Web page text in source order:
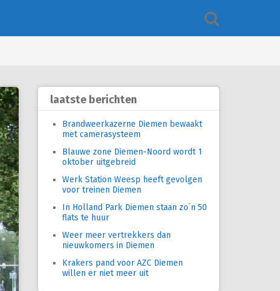
laatste berichten
Brandweerkazerne Diemen bewaakt
met camerasysteem
Blauwe zone Diemen-Noord wordt 1
oktober uitgebreid
Werk Station Weesp heeft gevolgen
voor treinen Diemen
In Holland Park Diemen staan zo´n 50
flats te huur
Weer meer vertrekkers dan
nieuwkomers in Diemen
Krakers pand voor AZC Diemen
willen er niet meer uit